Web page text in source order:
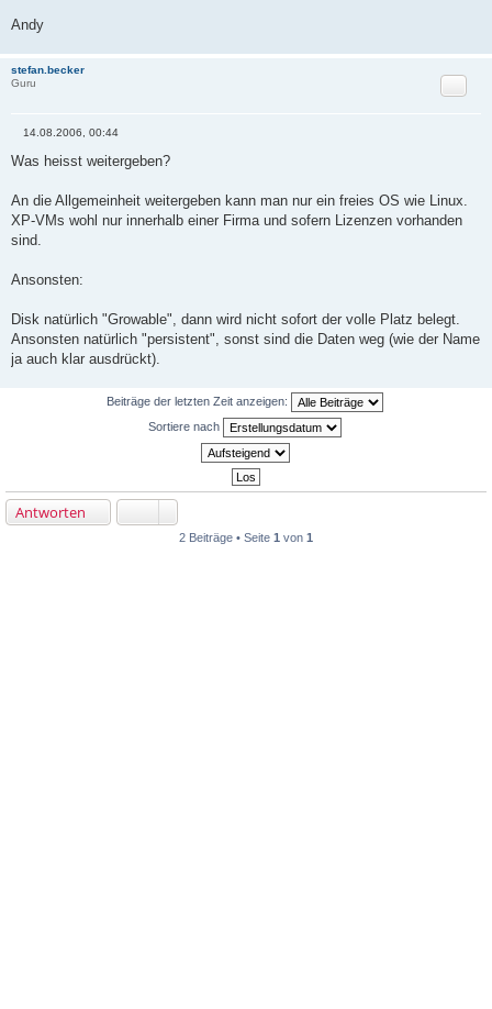
Andy
stefan.becker
Guru
Zitat
e
i
a
g
14.08.2006, 00:44
Was heisst weitergeben?
An die Allgemeinheit weitergeben kann man nur ein freies OS wie Linux.
XP-VMs wohl nur innerhalb einer Firma und sofern Lizenzen vorhanden
sind.
Ansonsten:
Disk natürlich "Growable", dann wird nicht sofort der volle Platz belegt.
Ansonsten natürlich "persistent", sonst sind die Daten weg (wie der Name
ja auch klar ausdrückt).
Beiträge der letzten Zeit anzeigen:
Sortiere nach
Antworten
2 Beiträge • Seite 1 von 1